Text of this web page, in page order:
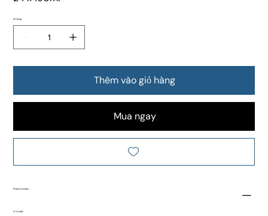
Số lượng
Thêm vào giỏ hàng
Mua ngay
Product Number
FF 00987